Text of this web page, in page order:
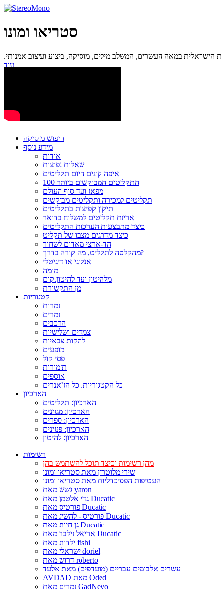
סטריאו ומונו
במאה העשרים, המשלב מילים, מוסיקה, ביצוע ועיצוב אמנותי.
עוד...
חיפוש מוסיקה
מידע נוסף
אודות
שאלות נפוצות
איפה קונים היום תקליטים
100 התקליטים המבוקשים ביותר
מפאז ועד סוף העולם
תקליטים למכירה ותקליטים מבוקשים
תיקון קפיצות בתקליטים
אריזת תקליטים למשלוח בדואר
כיצד מתבצעות הערכות התקליטים
כיצד מדרגים מצבו של תקליט
הד-ארצי מאדום לשחור
מהקלטה לתקליט, מה קורה בדרך?
אנלוגי או דיגיטלי
מומה
מלהיטון ועד להיטון.קום
מן התקשורת
קטגוריות
זמרות
זמרים
הרכבים
צמדים ושלישיות
להקות צבאיות
מופעים
פסי קול
תזמורות
אוספים
כל הקטגוריות, כל הז’אנרים
הארכיון
הארכיון: תקליטים
הארכיון: מגזינים
הארכיון: ספרים
הארכיון: פנזינים
הארכיון: להיטון
רשימות
מהן רשימות וכיצד תוכל להשתמש בהן
שירי מלוטרון מאת סטריאו ומונו
העטיפות הפסיכדליות מאת סטריאו ומונו
גשש מאת yaron
גדי אלטמן מאת Ducatic
פורטיס מאת Ducatic
פורטיס - להשיג מאת Ducatic
גן חיות מאת Ducatic
אריאל זילבר מאת Ducatic
ילדות מאת fishi
ישראלי מאת doriel
דרוש מאת roberto
עשרים אלבומים עבריים (מועדפים) מאת אלעד
AVDAD מאת Oded
זמרים מאת GadNevo